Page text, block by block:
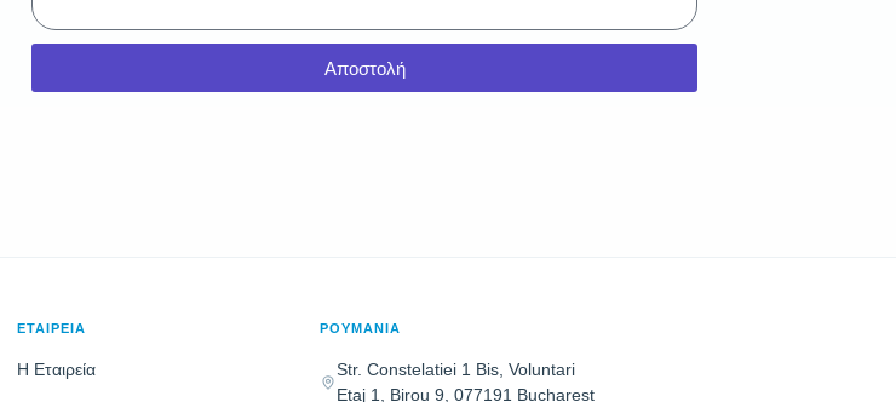
Αποστολή
ΕΤΑΙΡΕΙΑ
Η Εταιρεία
ΡΟΥΜΑΝΙΑ
Str. Constelatiei 1 Bis, Voluntari
Etaj 1, Birou 9, 077191 Bucharest